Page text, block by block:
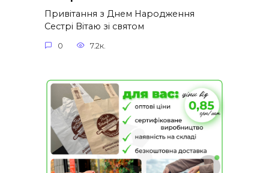
Привітання з Днем Народження
Сестрі Вітаю зі святом
0 7.2к.